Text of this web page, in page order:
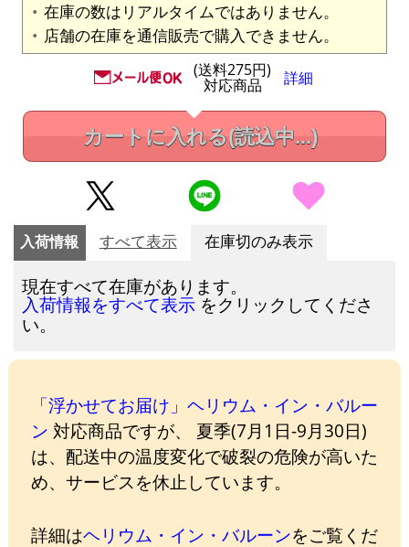
在庫の数はリアルタイムではありません。
店舗の在庫を通信販売で購入できません。
(送料275円)
対応商品 詳細
カートに入れる(読込中...)
入荷情報 すべて表示 在庫切のみ表示
現在すべて在庫があります。
入荷情報をすべて表示 をクリックしてくださ
い。
「浮かせてお届け」ヘリウム・イン・バルー
ン 対応商品ですが、 夏季(7月1日-9月30日)
は、配送中の温度変化で破裂の危険が高いた
め、サービスを休止しています。
詳細はヘリウム・イン・バルーンをご覧くだ